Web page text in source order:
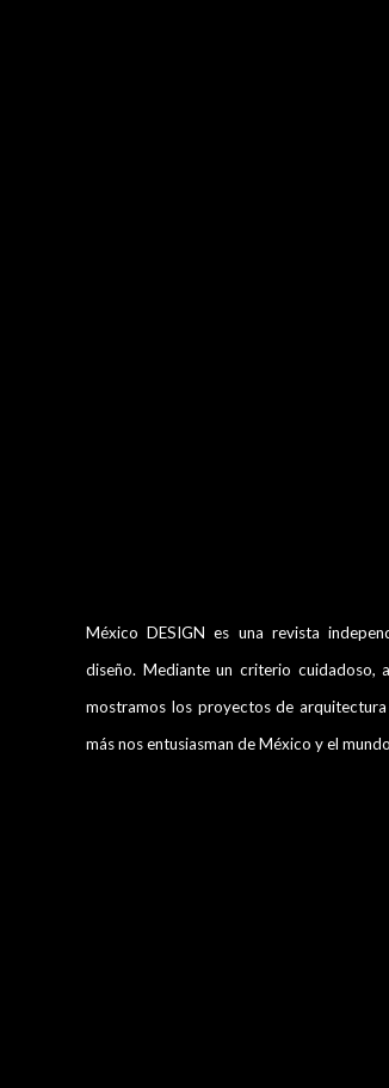
México DESIGN es una revista
diseño. Mediante un criterio cuidadoso,
mostramos los proyectos de
más nos entusiasman de México y el